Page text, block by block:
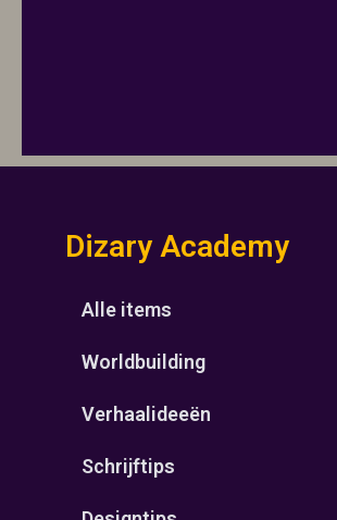
Dizary Academy
Alle items
Worldbuilding
Verhaalideeën
Schrijftips